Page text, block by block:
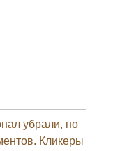
убрали, но
Кликеры